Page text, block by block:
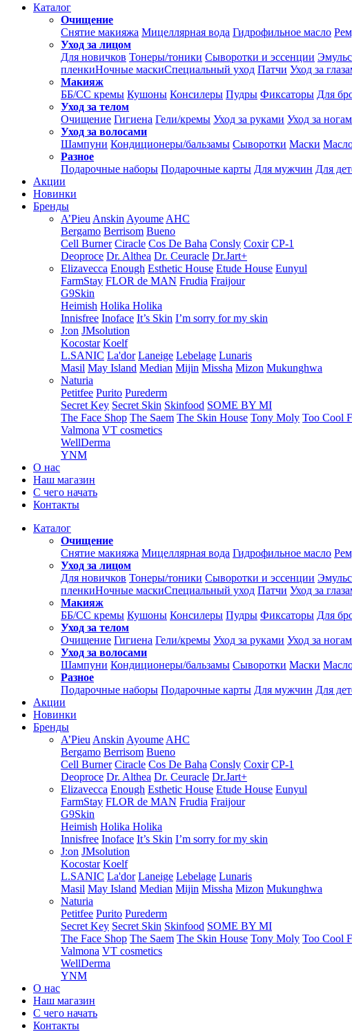
Каталог
Очищение
Снятие макияжа Мицеллярная вода Гидрофильное масло
Уход за лицом
Для новичков Тонеры/тоники Сыворотки и эссенции
пленкиНочные маскиСпециальный уход Патчи Уход за
Макияж
ББ/СС кремы Кушоны Консилеры Пудры Фиксаторы Для
Уход за телом
Очищение Гигиена Гели/кремы Уход за руками Уход за
Уход за волосами
Шампуни Кондиционеры/бальзамы Сыворотки Маски
Разное
Подарочные наборы Подарочные карты Для мужчин Для
Акции
Новинки
Бренды
A’Pieu Anskin Ayoume AHC
Bergamo Berrisom Bueno
Cell Burner Ciracle Cos De Baha Consly Coxir CP-1
Deoproce Dr. Althea Dr. Ceuracle Dr.Jart+
Elizavecca Enough Esthetic House Etude House Eunyul
FarmStay FLOR de MAN Frudia Fraijour
G9Skin
Heimish Holika Holika
Innisfree Inoface It’s Skin I’m sorry for my skin
J:on JMsolution
Kocostar Koelf
L.SANIC La'dor Laneige Lebelage Lunaris
Masil May Island Median Mijin Missha Mizon Mukunghwa
Naturia
Petitfee Purito Purederm
Secret Key Secret Skin Skinfood SOME BY MI
The Face Shop The Saem The Skin House Tony Moly Too Cool
Valmona VT cosmetics
WellDerma
YNM
О нас
Наш магазин
С чего начать
Контакты
Каталог
Очищение
Снятие макияжа Мицеллярная вода Гидрофильное масло
Уход за лицом
Для новичков Тонеры/тоники Сыворотки и эссенции
пленкиНочные маскиСпециальный уход Патчи Уход за
Макияж
ББ/СС кремы Кушоны Консилеры Пудры Фиксаторы Для
Уход за телом
Очищение Гигиена Гели/кремы Уход за руками Уход за
Уход за волосами
Шампуни Кондиционеры/бальзамы Сыворотки Маски
Разное
Подарочные наборы Подарочные карты Для мужчин Для
Акции
Новинки
Бренды
A’Pieu Anskin Ayoume AHC
Bergamo Berrisom Bueno
Cell Burner Ciracle Cos De Baha Consly Coxir CP-1
Deoproce Dr. Althea Dr. Ceuracle Dr.Jart+
Elizavecca Enough Esthetic House Etude House Eunyul
FarmStay FLOR de MAN Frudia Fraijour
G9Skin
Heimish Holika Holika
Innisfree Inoface It’s Skin I’m sorry for my skin
J:on JMsolution
Kocostar Koelf
L.SANIC La'dor Laneige Lebelage Lunaris
Masil May Island Median Mijin Missha Mizon Mukunghwa
Naturia
Petitfee Purito Purederm
Secret Key Secret Skin Skinfood SOME BY MI
The Face Shop The Saem The Skin House Tony Moly Too Cool
Valmona VT cosmetics
WellDerma
YNM
О нас
Наш магазин
С чего начать
Контакты